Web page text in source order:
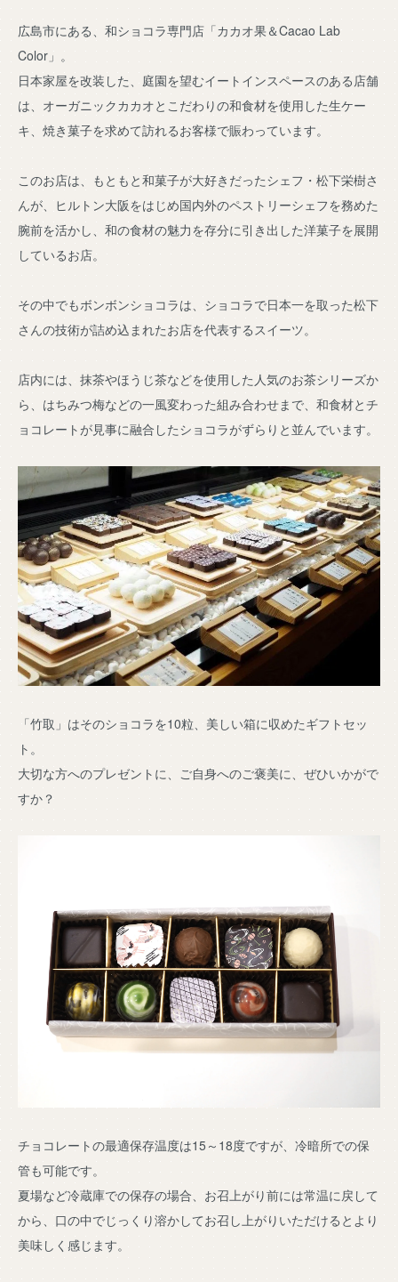
広島市にある、和ショコラ専門店「カカオ果＆Cacao Lab
Color」。
日本家屋を改装した、庭園を望むイートインスペースのある店舗
は、オーガニックカカオとこだわりの和食材を使用した生ケー
キ、焼き菓子を求めて訪れるお客様で賑わっています。
このお店は、もともと和菓子が大好きだったシェフ・松下栄樹さ
んが、ヒルトン大阪をはじめ国内外のペストリーシェフを務めた
腕前を活かし、和の食材の魅力を存分に引き出した洋菓子を展開
しているお店。
その中でもボンボンショコラは、ショコラで日本一を取った松下
さんの技術が詰め込まれたお店を代表するスイーツ。
店内には、抹茶やほうじ茶などを使用した人気のお茶シリーズか
ら、はちみつ梅などの一風変わった組み合わせまで、和食材とチ
ョコレートが見事に融合したショコラがずらりと並んでいます。
「竹取」はそのショコラを10粒、美しい箱に収めたギフトセッ
ト。
大切な方へのプレゼントに、ご自身へのご褒美に、ぜひいかがで
すか？
チョコレートの最適保存温度は15～18度ですが、冷暗所での保
管も可能です。
夏場など冷蔵庫での保存の場合、お召上がり前には常温に戻して
から、口の中でじっくり溶かしてお召し上がりいただけるとより
美味しく感じます。